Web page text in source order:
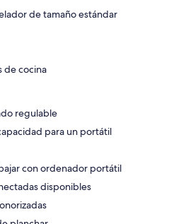
de tamaño estándar
de cocina
regulable
para un portátil
con ordenador portátil
disponibles